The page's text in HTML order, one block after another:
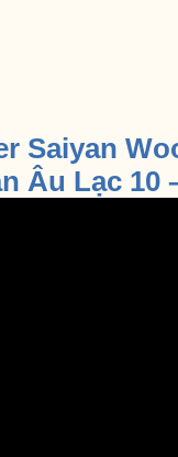
Saiyan
Âu Lạc 10